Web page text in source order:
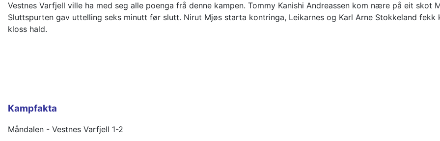
Vestnes Varfjell ville ha med seg alle poenga frå denne kampen. Tommy Kanishi Andreassen kom nære på eit skot
Sluttspurten gav uttelling seks minutt før slutt. Nirut Mjøs starta kontringa, Leikarnes og Karl Arne Stokkeland
kloss hald.
Kampfakta
Måndalen - Vestnes Varfjell 1-2